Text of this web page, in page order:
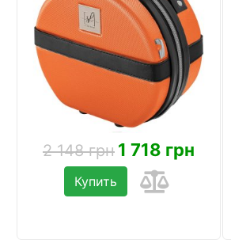
2 148 грн 1 718 грн
Купить